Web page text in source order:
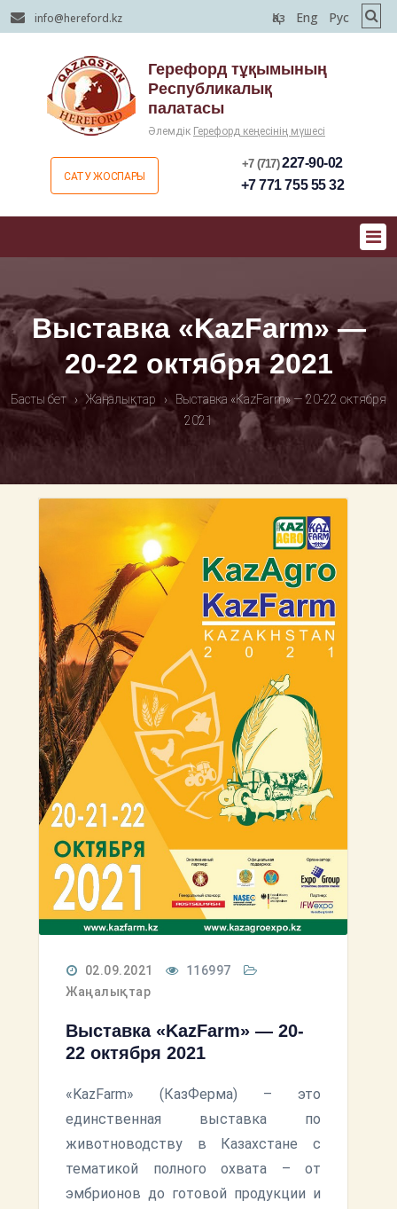
info@hereford.kz Қаз Eng Рус
Герефорд тұқымының
Республикалық
палатасы
Әлемдік Герефорд кеңесінің мүшесі
САТУ ЖОСПАРЫ
+7 (717)227-90-02
+7 771 755 55 32
Выставка «KazFarm» —
20-22 октября 2021
Басты бет › Жаңалықтар › Выставка «KazFarm» — 20-22 октября
2021
02.09.2021
116997
Жаңалықтар
Выставка «KazFarm» — 20-
22 октября 2021
«KazFarm» (КазФерма) – это
единственная выставка по
животноводству в Казахстане с
тематикой полного охвата – от
эмбрионов до готовой продукции и